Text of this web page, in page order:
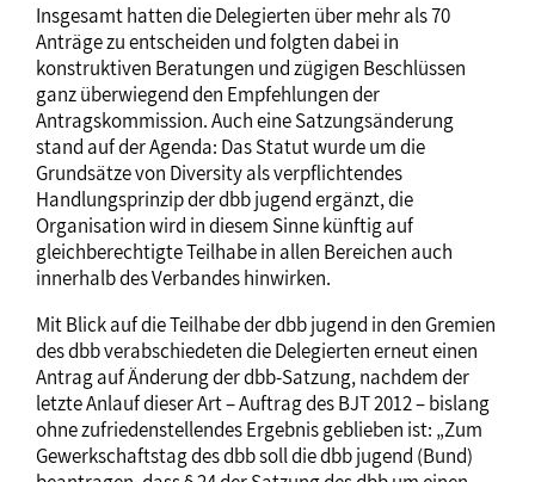
Insgesamt hatten die Delegierten über mehr als 70
Anträge zu entscheiden und folgten dabei in
konstruktiven Beratungen und zügigen Beschlüssen
ganz überwiegend den Empfehlungen der
Antragskommission. Auch eine Satzungsänderung
stand auf der Agenda: Das Statut wurde um die
Grundsätze von Diversity als verpflichtendes
Handlungsprinzip der dbb jugend ergänzt, die
Organisation wird in diesem Sinne künftig auf
gleichberechtigte Teilhabe in allen Bereichen auch
innerhalb des Verbandes hinwirken.
Mit Blick auf die Teilhabe der dbb jugend in den Gremien
des dbb verabschiedeten die Delegierten erneut einen
Antrag auf Änderung der dbb-Satzung, nachdem der
letzte Anlauf dieser Art – Auftrag des BJT 2012 – bislang
ohne zufriedenstellendes Ergebnis geblieben ist: „Zum
Gewerkschaftstag des dbb soll die dbb jugend (Bund)